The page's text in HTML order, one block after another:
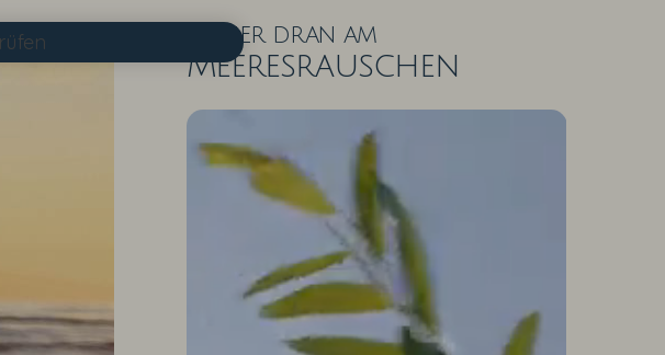
ZIMMER IN DER ÜBERSICHT
Näher dran am
Meeresrauschen